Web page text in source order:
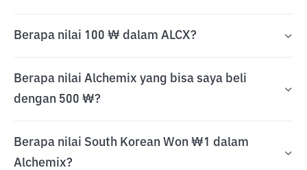
Berapa nilai 100 ₩ dalam ALCX?
Berapa nilai Alchemix yang bisa saya beli
dengan 500 ₩?
Berapa nilai South Korean Won ₩1 dalam
Alchemix?